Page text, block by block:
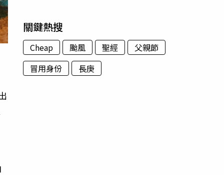
關鍵熱搜
Cheap 颱風 聖經
父親節
冒用身份
長庚